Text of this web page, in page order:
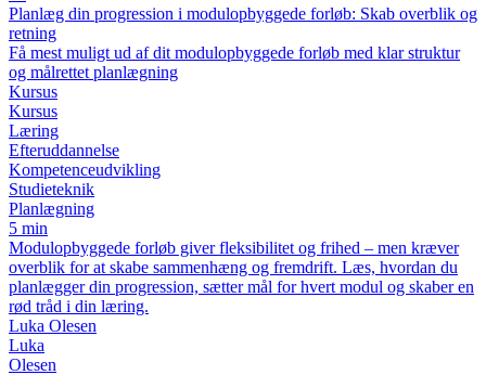
Planlæg din progression i modulopbyggede forløb: Skab overblik og
retning
Få mest muligt ud af dit modulopbyggede forløb med klar struktur
og målrettet planlægning
Kursus
Kursus
Læring
Efteruddannelse
Kompetenceudvikling
Studieteknik
Planlægning
5 min
Modulopbyggede forløb giver fleksibilitet og frihed – men kræver
overblik for at skabe sammenhæng og fremdrift. Læs, hvordan du
planlægger din progression, sætter mål for hvert modul og skaber en
rød tråd i din læring.
Luka Olesen
Luka
Olesen